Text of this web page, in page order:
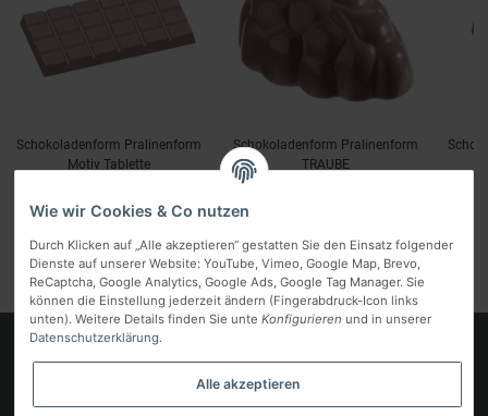
Schokoladenform Pralinenform
Motiv Tablette
Schokoladenform Pralinenform
TRAUBE
Wie wir Cookies & Co nutzen
Durch Klicken auf „Alle akzeptieren“ gestatten Sie den Einsatz folgender
Dienste auf unserer Website: YouTube, Vimeo, Google Map, Brevo,
ReCaptcha, Google Analytics, Google Ads, Google Tag Manager. Sie
können die Einstellung jederzeit ändern (Fingerabdruck-Icon links
unten). Weitere Details finden Sie unte Konfigurieren und in unserer
Datenschutzerklärung.
Alle akzeptieren